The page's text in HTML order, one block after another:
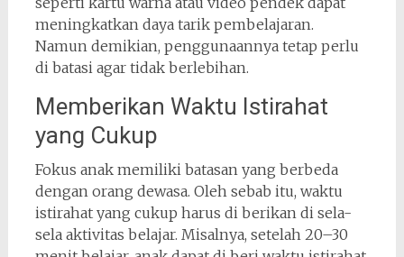
meningkatkan daya tarik pembelajaran.
Namun demikian, penggunaannya tetap perlu
di batasi agar tidak berlebihan.
Memberikan Waktu Istirahat
yang Cukup
Fokus anak memiliki batasan yang berbeda
dengan orang dewasa. Oleh sebab itu, waktu
istirahat yang cukup harus di berikan di sela-
sela aktivitas belajar. Misalnya, setelah 20–30